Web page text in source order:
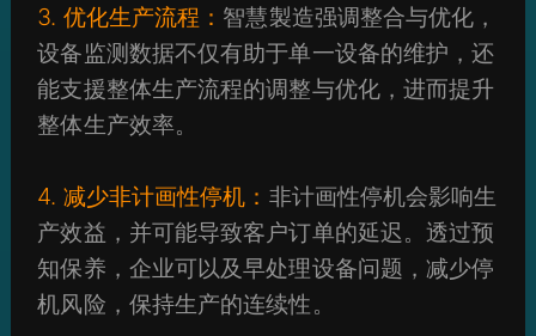
3. 优化生产流程： 智慧製造强调整合与优化，
设备监测数据不仅有助于单一设备的维护，还
能支援整体生产流程的调整与优化，进而提升
整体生产效率。
4. 减少非计画性停机： 非计画性停机会影响生
产效益，并可能导致客户订单的延迟。透过预
知保养，企业可以及早处理设备问题，减少停
机风险，保持生产的连续性。